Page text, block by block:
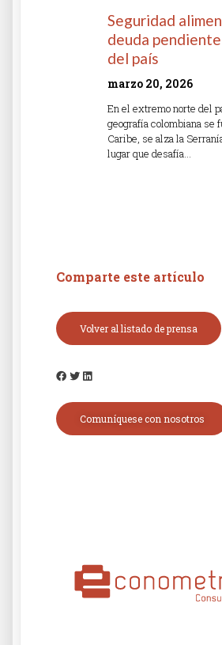
Seguridad
deuda
del país
marzo 20, 2026
En el extremo norte del
geografía colombiana se
Caribe, se alza la
lugar que desafía…
Comparte este artículo
Volver al listado de prensa
Comuníquese con nosotros